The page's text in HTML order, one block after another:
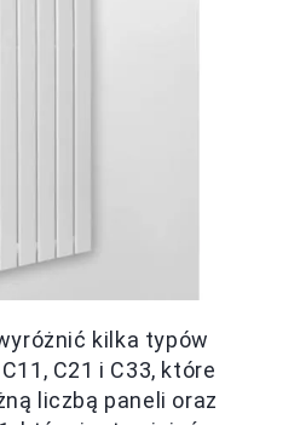
kilka typów
C21 i C33, które
liczbą paneli oraz